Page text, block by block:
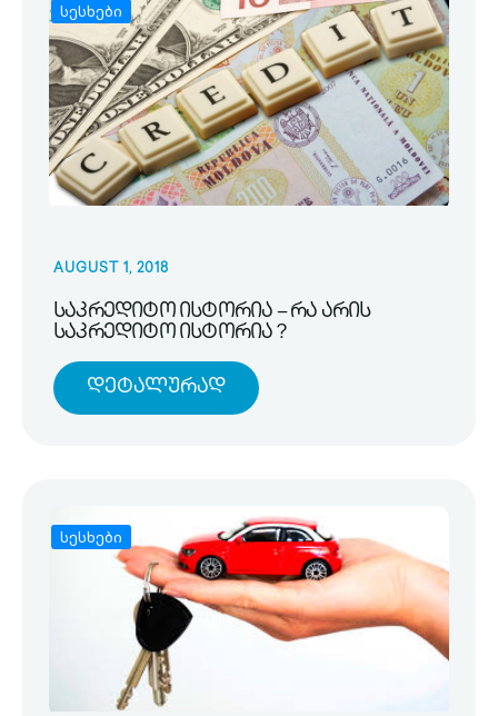
სესხები
AUGUST 1, 2018
საკრედიტო ისტორია – რა არის
საკრედიტო ისტორია ?
Დეტალურად
სესხები